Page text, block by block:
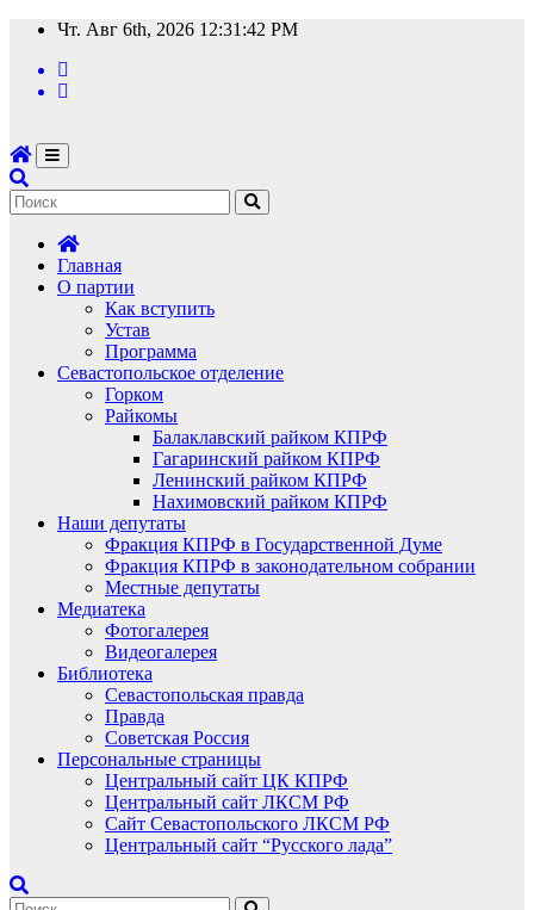
Перейти
содержимому
Чт. Авг 6th, 2026 12:31:43 PM
Главная
О партии
Как вступить
Устав
Программа
Севастопольское отделение
Горком
Райкомы
Балаклавский райком КПРФ
Гагаринский райком КПРФ
Ленинский райком КПРФ
Нахимовский райком КПРФ
Наши депутаты
Фракция КПРФ в Государственной Думе
Фракция КПРФ в законодательном собрании
Местные депутаты
Медиатека
Фотогалерея
Видеогалерея
Библиотека
Севастопольская правда
Правда
Советская Россия
Персональные страницы
Центральный сайт ЦК КПРФ
Центральный сайт ЛКСМ РФ
Сайт Севастопольского ЛКСМ РФ
Центральный сайт “Русского лада”